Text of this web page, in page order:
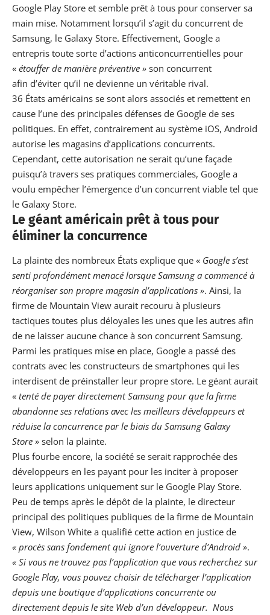
Google Play Store et semble prêt à tous pour conserver sa
main mise. Notamment lorsqu’il s’agit du concurrent de
Samsung, le Galaxy Store. Effectivement, Google a
entrepris toute sorte d’actions anticoncurrentielles pour
« étouffer de manière préventive » son concurrent
afin d’éviter qu’il ne devienne un véritable rival.
36 États américains se sont alors associés et remettent en
cause l’une des principales défenses de Google de ses
politiques. En effet, contrairement au système iOS, Android
autorise les magasins d’applications concurrents.
Cependant, cette autorisation ne serait qu’une façade
puisqu’à travers ses pratiques commerciales, Google a
voulu empêcher l’émergence d’un concurrent viable tel que
le Galaxy Store.
Le géant américain prêt à tous pour
éliminer la concurrence
La plainte des nombreux États explique que « Google s’est
senti profondément menacé lorsque Samsung a commencé à
réorganiser son propre magasin d’applications ». Ainsi, la
firme de Mountain View aurait recouru à plusieurs
tactiques toutes plus déloyales les unes que les autres afin
de ne laisser aucune chance à son concurrent Samsung.
Parmi les pratiques mise en place, Google a passé des
contrats avec les constructeurs de smartphones qui les
interdisent de préinstaller leur propre store. Le géant aurait
« tenté de payer directement Samsung pour que la firme
abandonne ses relations avec les meilleurs développeurs et
réduise la concurrence par le biais du Samsung Galaxy
Store » selon la plainte.
Plus fourbe encore, la société se serait rapprochée des
développeurs en les payant pour les inciter à proposer
leurs applications uniquement sur le Google Play Store.
Peu de temps après le dépôt de la plainte, le directeur
principal des politiques publiques de la firme de Mountain
View, Wilson White a qualifié cette action en justice de
« procès sans fondement qui ignore l’ouverture d’Android ».
« Si vous ne trouvez pas l’application que vous recherchez sur
Google Play, vous pouvez choisir de télécharger l’application
depuis une boutique d’applications concurrente ou
directement depuis le site Web d’un développeur. Nous